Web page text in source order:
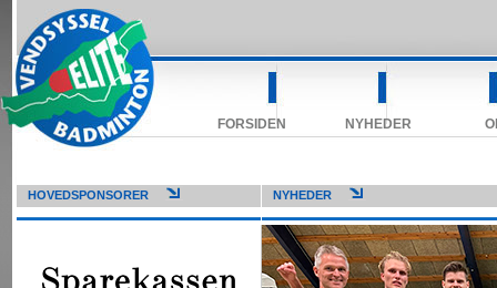
FORSIDEN NYHEDER
HOVEDSPONSORER NYHEDER